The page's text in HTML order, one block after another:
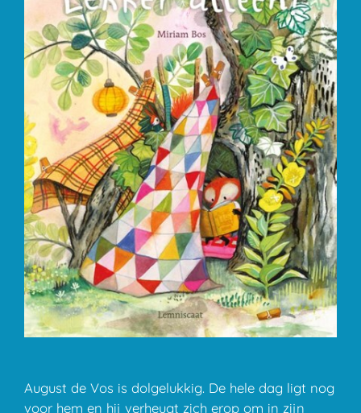
August de Vos is dolgelukkig. De hele dag ligt nog
voor hem en hij verheugt zich erop om in zijn